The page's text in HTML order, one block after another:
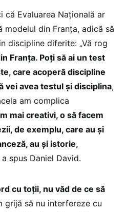
că Evaluarea Națională ar
din Franța, adică să
discipline diferite: „Vă rog
Franța. Poți să ai un test
care acoperă discipline
vei avea testul și disciplina,
am complica
mai creativi, o să facem
de exemplu, care au și
au și istorie,
a spus Daniel David.
cu toții, nu văd de ce să
grijă să nu interfereze cu